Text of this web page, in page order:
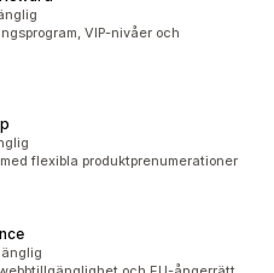
VIP-nivåer och
flexibla produktprenumerationer